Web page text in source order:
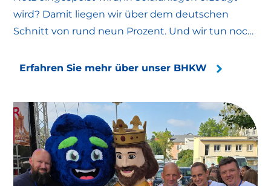
wird? Damit liegen wir über dem deutschen
Schnitt von rund neun Prozent. Und wir tun noch
durch unser Blockheizkraftwerk (BHKW) am
Sie möchten ebenfalls Ihre persönliche
Energiewende einleiten? Wir beraten Sie gerne.
Erfahren Sie mehr über unser BHKW